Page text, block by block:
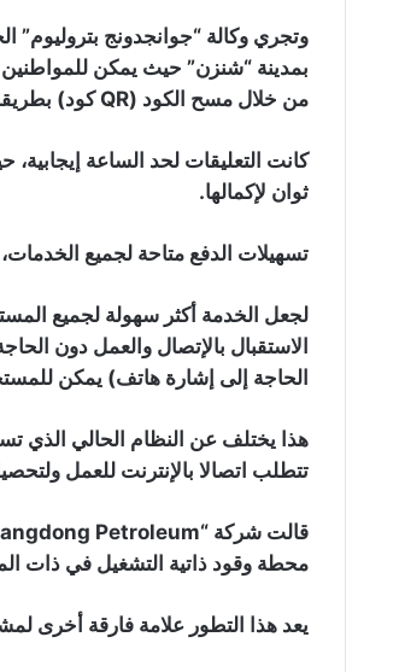
بمدينة “شنزن” حيث يمكن للمواطنين
من خلال مسح الكود (QR كود) بطريقة تشبه طرق الدفع الخاصة بآبل باي.
كانت التعليقات لحد الساعة
ثوان لإكمالها.
تسهيلات الدفع متاحة لجميع
لجعل الخدمة أكثر سهولة لجميع
الاستقبال بالإتصال والعمل دون
الحاجة إلى إشارة هاتف) يمكن
تتطلب اتصالا بالإنترنت للعمل
محطة وقود ذاتية التشغيل في ذات
يعد هذا التطور علامة فارقة أخرى